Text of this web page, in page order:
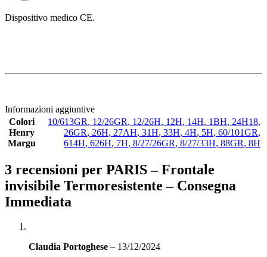
Dispositivo medico CE.
Informazioni aggiuntive
Colori
Henry
Margu
10/613GR, 12/26GR, 12/26H, 12H, 14H, 1BH, 24H18,
26GR, 26H, 27AH, 31H, 33H, 4H, 5H, 60/101GR,
614H, 626H, 7H, 8/27/26GR, 8/27/33H, 88GR, 8H
3 recensioni per PARIS – Frontale
invisibile Termoresistente – Consegna
Immediata
Claudia Portoghese – 13/12/2024